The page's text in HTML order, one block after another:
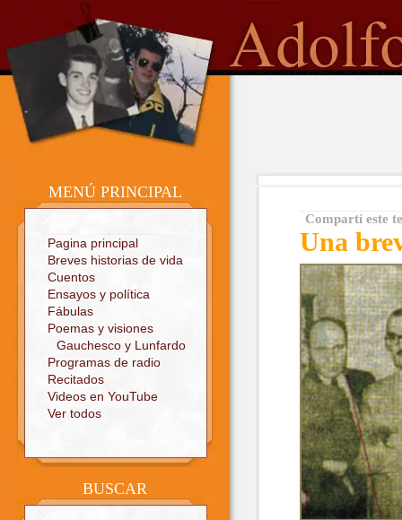
Sitio oficial
MENÚ PRINCIPAL
Pagina principal
Breves historias de vida
Cuentos
Ensayos y política
Fábulas
Poemas y visiones
Gauchesco y Lunfardo
Programas de radio
Recitados
Videos en YouTube
Ver todos
BUSCAR
Compartí este
Una